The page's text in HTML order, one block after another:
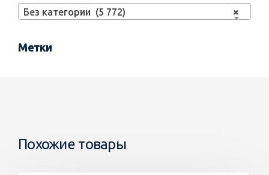
×
Без категории (5 772)
Метки
Похожие товары